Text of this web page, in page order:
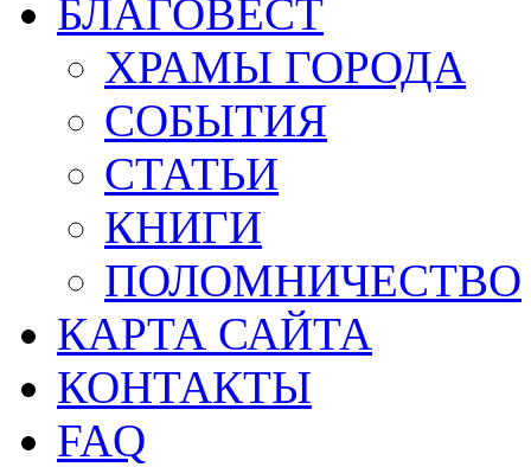
БЛАГОВЕСТ
ХРАМЫ ГОРОДА
СОБЫТИЯ
СТАТЬИ
КНИГИ
ПОЛОМНИЧЕСТВО
КАРТА САЙТА
КОНТАКТЫ
FAQ